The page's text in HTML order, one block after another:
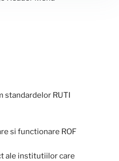
standardelor RUTI
si functionare ROF
ale institutiilor care